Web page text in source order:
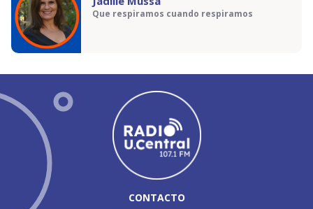
Que respiramos cuando respiramos
CONTACTO